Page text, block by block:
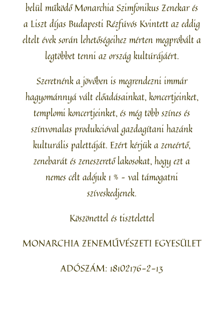
belül működő Monarchia Szimfonikus Zenekar és
a Liszt díjas Budapesti Rézfúvós Kvintett az eddig
eltelt évek során lehetőségeihez mérten megpróbált a
legtöbbet tenni az ország kultúrájáért.
Szeretnénk a jövőben is megrendezni immár
hagyománnyá vált előadásainkat, koncertjeinket,
templomi koncertjeinket, és még több színes és
színvonalas produkcióval gazdagítani hazánk
kulturális palettáját. Ezért kérjük a zeneértő,
zenebarát és zeneszerető lakosokat, hogy ezt a
nemes célt adójuk 1 % – val támogatni
szíveskedjenek.
Köszönettel és tisztelettel
MONARCHIA ZENEMŰVÉSZETI EGYESÜLET
ADÓSZÁM: 18102176-2-13